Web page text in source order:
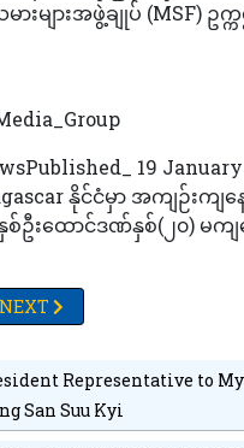
းများအဖွဲ့ချုပ် (MSF) ဥက္
19
နိုင်ငံမှာ အကျဉ်းကျန
စ်ဦးထောင်ဒဏ်နှစ်(၂၀) မကျ
ARTICLE: ပြည်တွင်းအ
NEXT ARTICLE: ထိုင်းနယ်စပ်
NEXT
Representative to
San Suu Kyi